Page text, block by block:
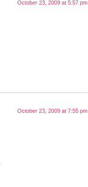
October 23, 2009 at 5:57 pm
October 23, 2009 at 7:55 pm